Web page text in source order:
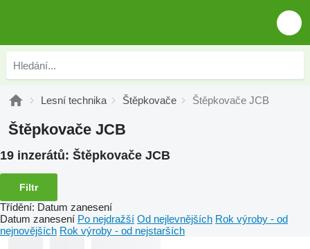
Lesní technika Štěpkovače Štěpkovače JCB
Štěpkovače JCB
19 inzerátů: Štěpkovače JCB
Filtr
Třídění: Datum zanesení
Datum zanesení Po nejdražší Od nejlevnějších Rok výroby - od
nejnovějších Rok výroby - od nejstarších